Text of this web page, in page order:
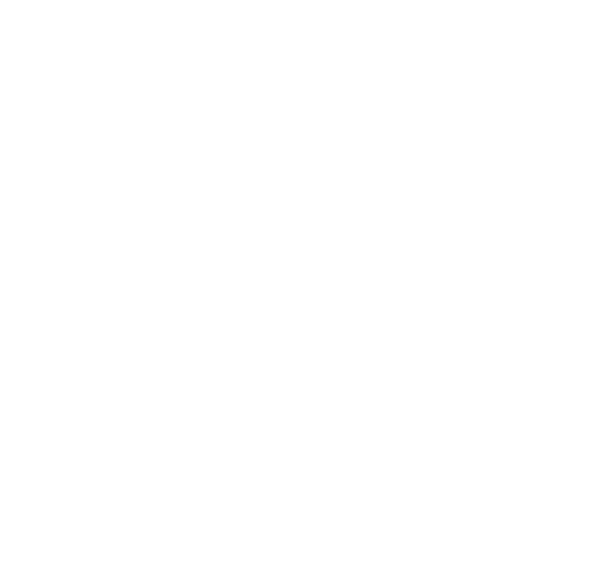
ez a hüvelygomba 4 rejtett tünete,
az egyensúly.